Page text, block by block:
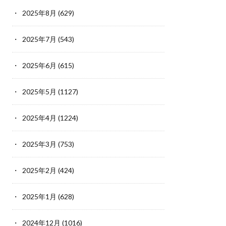
2025年8月 (629)
2025年7月 (543)
2025年6月 (615)
2025年5月 (1127)
2025年4月 (1224)
2025年3月 (753)
2025年2月 (424)
2025年1月 (628)
2024年12月 (1016)